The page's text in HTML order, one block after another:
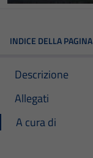
INDICE DELLA PAGINA
Descrizione
Allegati
A cura di